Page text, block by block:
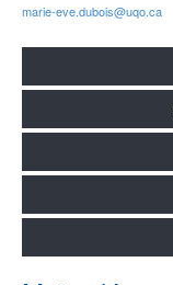
marie-eve.dubois@uqo.ca